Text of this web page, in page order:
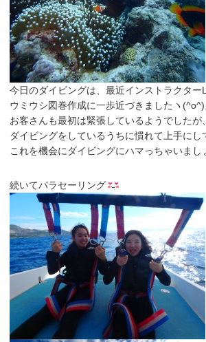
今日のダイビングは、最近インストラクター
ウミウシ図巻作成に一歩近づきましたヽ(^o^)
お客さんも最初は緊張しているようでしたが、
ダイビングをしているうちに慣れて上手にし
これを機会にダイビングにハマっちゃいまし
続いてパラセーリング